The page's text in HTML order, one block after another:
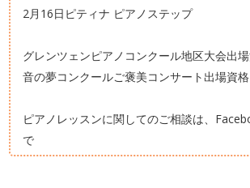
2月16日ピティナ ピアノステップ
グレンツェンピアノコンクール地区大会出
音の夢コンクールご褒美コンサート出場資格
ピアノレッスンに関してのご相談は、
で